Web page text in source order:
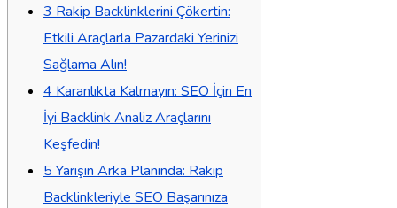
3 Rakip Backlinklerini Çökertin:
Etkili Araçlarla Pazardaki Yerinizi
Sağlama Alın!
4 Karanlıkta Kalmayın: SEO İçin En
İyi Backlink Analiz Araçlarını
Keşfedin!
5 Yarışın Arka Planında: Rakip
Backlinkleriyle SEO Başarınıza